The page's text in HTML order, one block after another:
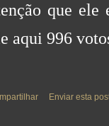
que ele
aqui 996
Enviar esta